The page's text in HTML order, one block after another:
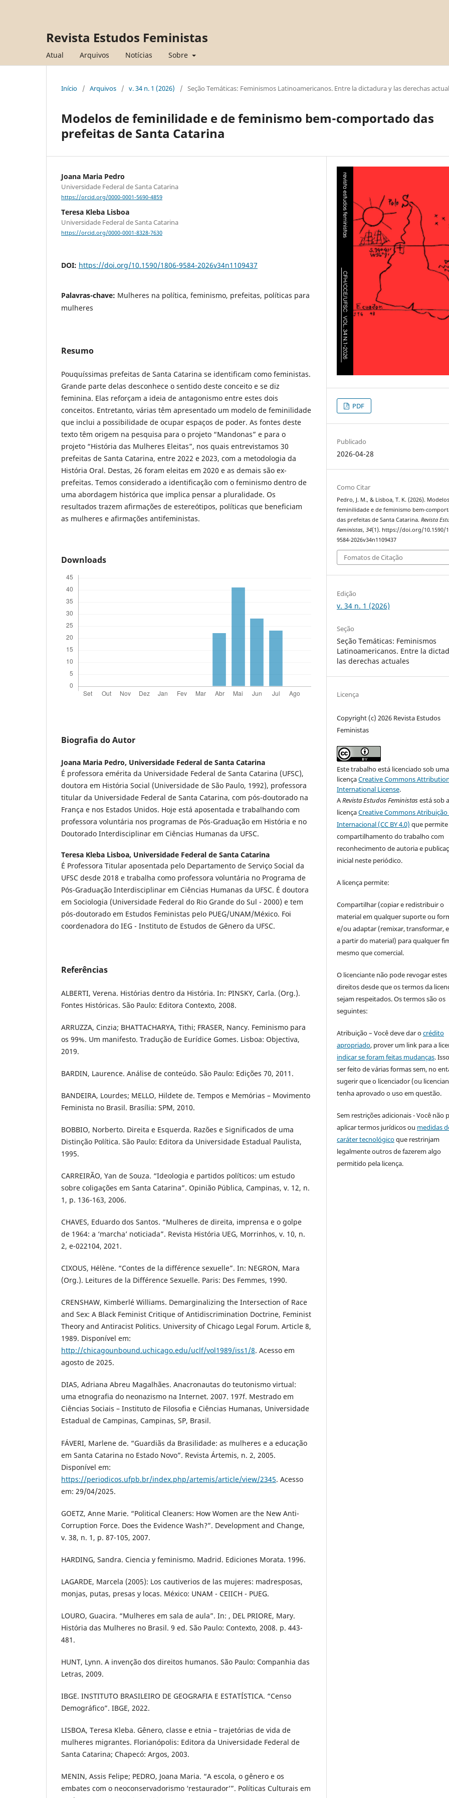
Revista Estudos Feministas
Atual Arquivos Notícias Sobre
Início / Arquivos / v. 34 n. 1 (2026) / Seção Temáticas: Feminismos Latinoamericanos. Entre la dictadura y las derechas
Modelos de feminilidade e de feminismo bem-comportado das
prefeitas de Santa Catarina
Joana Maria Pedro
Universidade Federal de Santa Catarina
https://orcid.org/0000-0001-5690-4859
Teresa Kleba Lisboa
Universidade Federal de Santa Catarina
https://orcid.org/0000-0001-8328-7630
DOI: https://doi.org/10.1590/1806-9584-2026v34n1109437
Palavras-chave: Mulheres na política, feminismo, prefeitas, políticas para
mulheres
Resumo
Pouquíssimas prefeitas de Santa Catarina se identificam como feministas.
Grande parte delas desconhece o sentido deste conceito e se diz
feminina. Elas reforçam a ideia de antagonismo entre estes dois
conceitos. Entretanto, várias têm apresentado um modelo de feminilidade
que inclui a possibilidade de ocupar espaços de poder. As fontes deste
texto têm origem na pesquisa para o projeto “Mandonas” e para o
projeto “História das Mulheres Eleitas”, nos quais entrevistamos 30
prefeitas de Santa Catarina, entre 2022 e 2023, com a metodologia da
História Oral. Destas, 26 foram eleitas em 2020 e as demais são ex-
prefeitas. Temos considerado a identificação com o feminismo dentro de
uma abordagem histórica que implica pensar a pluralidade. Os
resultados trazem afirmações de estereótipos, políticas que beneficiam
as mulheres e afirmações antifeministas.
Downloads
Biografia do Autor
Joana Maria Pedro, Universidade Federal de Santa Catarina
É professora emérita da Universidade Federal de Santa Catarina (UFSC),
doutora em História Social (Universidade de São Paulo, 1992), professora
titular da Universidade Federal de Santa Catarina, com pós-doutorado na
França e nos Estados Unidos. Hoje está aposentada e trabalhando com
professora voluntária nos programas de Pós-Graduação em História e no
Doutorado Interdisciplinar em Ciências Humanas da UFSC.
Teresa Kleba Lisboa, Universidade Federal de Santa Catarina
É Professora Titular aposentada pelo Departamento de Serviço Social da
UFSC desde 2018 e trabalha como professora voluntária no Programa de
Pós-Graduação Interdisciplinar em Ciências Humanas da UFSC. É doutora
em Sociologia (Universidade Federal do Rio Grande do Sul - 2000) e tem
pós-doutorado em Estudos Feministas pelo PUEG/UNAM/México. Foi
coordenadora do IEG - Instituto de Estudos de Gênero da UFSC.
Referências
ALBERTI, Verena. Histórias dentro da História. In: PINSKY, Carla. (Org.).
Fontes Históricas. São Paulo: Editora Contexto, 2008.
ARRUZZA, Cinzia; BHATTACHARYA, Tithi; FRASER, Nancy. Feminismo para
os 99%. Um manifesto. Tradução de Eurídice Gomes. Lisboa: Objectiva,
2019.
BARDIN, Laurence. Análise de conteúdo. São Paulo: Edições 70, 2011.
BANDEIRA, Lourdes; MELLO, Hildete de. Tempos e Memórias – Movimento
Feminista no Brasil. Brasília: SPM, 2010.
BOBBIO, Norberto. Direita e Esquerda. Razões e Significados de uma
Distinção Política. São Paulo: Editora da Universidade Estadual Paulista,
1995.
CARREIRÃO, Yan de Souza. “Ideologia e partidos políticos: um estudo
sobre coligações em Santa Catarina”. Opinião Pública, Campinas, v. 12, n.
1, p. 136-163, 2006.
CHAVES, Eduardo dos Santos. “Mulheres de direita, imprensa e o golpe
de 1964: a ‘marcha’ noticiada”. Revista História UEG, Morrinhos, v. 10, n.
2, e-022104, 2021.
CIXOUS, Hélène. “Contes de la différence sexuelle”. In: NEGRON, Mara
(Org.). Leitures de la Différence Sexuelle. Paris: Des Femmes, 1990.
CRENSHAW, Kimberlé Williams. Demarginalizing the Intersection of Race
and Sex: A Black Feminist Critique of Antidiscrimination Doctrine, Feminist
Theory and Antiracist Politics. University of Chicago Legal Forum. Article 8,
1989. Disponível em:
http://chicagounbound.uchicago.edu/uclf/vol1989/iss1/8. Acesso em
agosto de 2025.
DIAS, Adriana Abreu Magalhães. Anacronautas do teutonismo virtual:
uma etnografia do neonazismo na Internet. 2007. 197f. Mestrado em
Ciências Sociais – Instituto de Filosofia e Ciências Humanas, Universidade
Estadual de Campinas, Campinas, SP, Brasil.
FÁVERI, Marlene de. “Guardiãs da Brasilidade: as mulheres e a educação
em Santa Catarina no Estado Novo”. Revista Ártemis, n. 2, 2005.
Disponível em:
https://periodicos.ufpb.br/index.php/artemis/article/view/2345. Acesso
em: 29/04/2025.
GOETZ, Anne Marie. “Political Cleaners: How Women are the New Anti-
Corruption Force. Does the Evidence Wash?”. Development and Change,
v. 38, n. 1, p. 87-105, 2007.
HARDING, Sandra. Ciencia y feminismo. Madrid. Ediciones Morata. 1996.
LAGARDE, Marcela (2005): Los cautiverios de las mujeres: madresposas,
monjas, putas, presas y locas. México: UNAM - CEIICH - PUEG.
LOURO, Guacira. “Mulheres em sala de aula”. In: , DEL PRIORE, Mary.
História das Mulheres no Brasil. 9 ed. São Paulo: Contexto, 2008. p. 443-
481.
HUNT, Lynn. A invenção dos direitos humanos. São Paulo: Companhia das
Letras, 2009.
IBGE. INSTITUTO BRASILEIRO DE GEOGRAFIA E ESTATÍSTICA. “Censo
Demográfico”. IBGE, 2022.
LISBOA, Teresa Kleba. Gênero, classe e etnia – trajetórias de vida de
mulheres migrantes. Florianópolis: Editora da Universidade Federal de
Santa Catarina; Chapecó: Argos, 2003.
MENIN, Assis Felipe; PEDRO, Joana Maria. “A escola, o gênero e os
embates com o neoconservadorismo ‘restaurador’”. Políticas Culturais em
PDF
Publicado
2026-04-28
Como Citar
Pedro, J. M., & Lisboa, T. K. (2026).
feminilidade e de feminismo bem-
das prefeitas de Santa Catarina.Revista
Feministas,34(1). https://doi.org/10.1590/
9584-2026v34n1109437
Fomatos de Citação
Edição
v. 34 n. 1 (2026)
Seção
Seção Temáticas: Feminismos
Latinoamericanos. Entre la
las derechas actuales
Licença
Copyright (c) 2026 Revista Estudos
Feministas
Este trabalho está licenciado sob uma
licençaCreative Commons
International License.
ARevista Estudos Feministasestá sob
licençaCreative Commons Atribuição
Internacional (CC BY 4.0) que
compartilhamento do trabalho com
reconhecimento de autoria e
inicial neste periódico.
A licença permite:
Compartilhar (copiar e redistribuir o
material em qualquer suporte ou
e/ou adaptar (remixar, transformar,
a partir do material) para qualquer
mesmo que comercial.
O licenciante não pode revogar estes
direitos desde que os termos da
sejam respeitados. Os termos são os
seguintes:
Atribuição – Você deve dar ocrédito
apropriado, prover um link para a
indicar se foram feitas mudanças.
ser feito de várias formas sem, no
sugerir que o licenciador (ou
tenha aprovado o uso em questão.
Sem restrições adicionais - Você não
aplicar termos jurídicos ou medidas
caráter tecnológicoque restrinjam
legalmente outros de fazerem algo
permitido pela licença.